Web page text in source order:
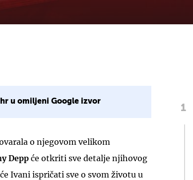
u omiljeni Google izvor
o njegovom velikom
Depp će otkriti sve detalje njihovog
Ivani ispričati sve o svom životu u